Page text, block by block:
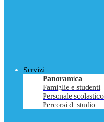
Servizi
Panoramica
Famiglie e studenti
Personale scolastico
Percorsi di studio